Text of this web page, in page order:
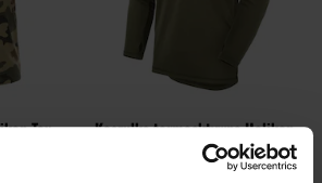
Tex -
Koszulka termoaktywna Helikon-
Tex US LVL 1 Long Sleeve - Olive
Green